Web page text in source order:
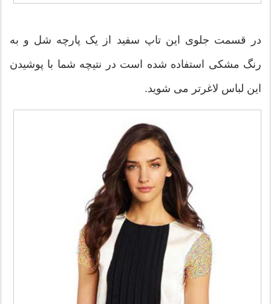
در قسمت جلوی این تاپ سفید از یک پارچه شل و به
رنگ مشکی استفاده شده است در نتیچه شما با پوشیدن
این لباس لاغرتر می شوید.